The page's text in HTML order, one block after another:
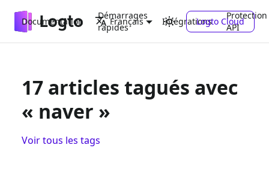
Documentation
Démarrages
rapides
Intégrations
Protection
API
Français Logto Cloud
17 articles tagués avec
« naver »
Voir tous les tags